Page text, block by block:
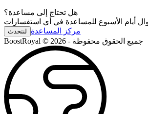
هل تحتاج إلى مساعدة؟
لنتحدث
مركز المساعدة
BoostRoyal © 2026 - جميع الحقوق محفوظة